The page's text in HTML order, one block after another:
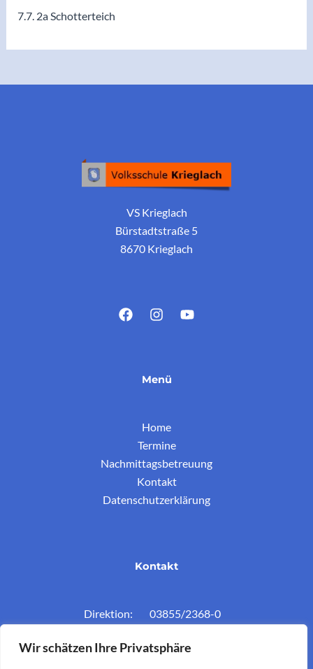
Wir schätzen Ihre Privatsphäre
7.7. 2a Schotterteich
VS Krieglach
Bürstadtstraße 5
8670 Krieglach
Menü
Home
Termine
Nachmittagsbetreuung
Kontakt
Datenschutzerklärung
Kontakt
Direktion: 03855/2368-0